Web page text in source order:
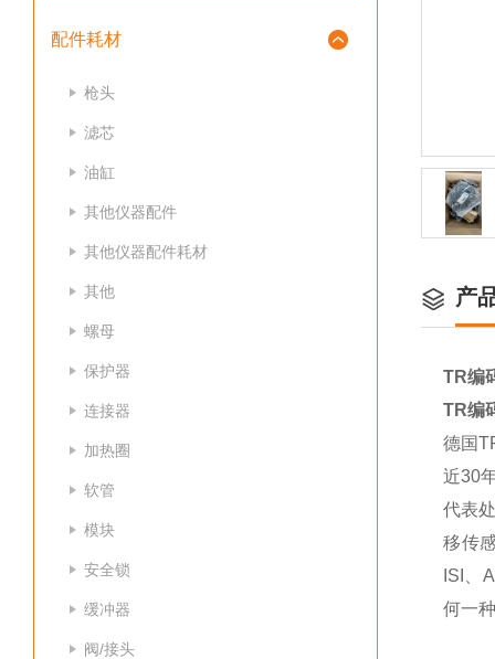
配件耗材
枪头
滤芯
油缸
其他仪器配件
其他仪器配件耗材
其他
螺母
保护器
连接器
加热圈
软管
模块
安全锁
缓冲器
阀/接头
产
TR编
TR编
德国
近30
代表
移传
ISI、
何一